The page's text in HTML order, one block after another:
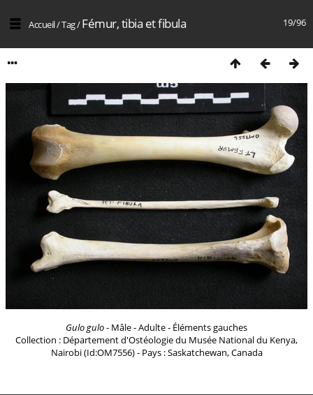
19/96
Accueil/Tag/Fémur, tibia et fibula
Gulo gulo- Mâle - Adulte - Éléments gauches
Collection : Département d'Ostéologie du Musée National du Kenya,
Nairobi (Id:OM7556) - Pays : Saskatchewan, Canada